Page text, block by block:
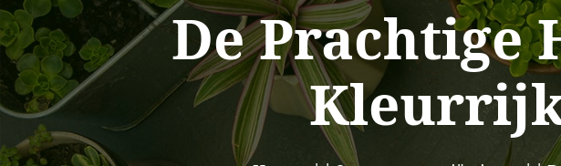
De Prachtige